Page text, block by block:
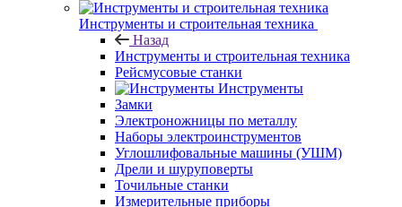
Инструменты и строительная техника
Назад
Инструменты и строительная техника
Рейсмусовые станки
Инструменты
Замки
Электроножницы по металлу
Наборы электроинструментов
Углошлифовальные машины (УШМ)
Дрели и шуруповерты
Точильные станки
Измерительные приборы